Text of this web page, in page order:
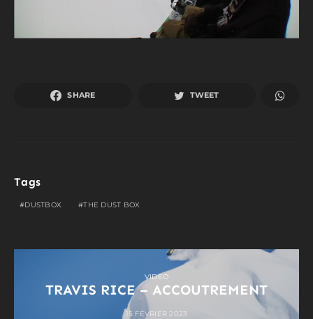
SHARE TWEET
Tags
DUSTBOX THE DUST BOX
VIDEO
TRAVIS RICE – ACCOUTREMENT
15 FÉVRIER 2023